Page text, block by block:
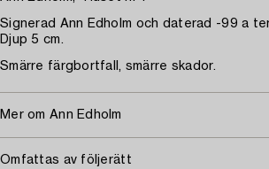
Signerad Ann Edholm och daterad -99 a
Djup 5 cm.
Smärre färgbortfall, smärre skador.
Mer om Ann Edholm
Omfattas av följerätt